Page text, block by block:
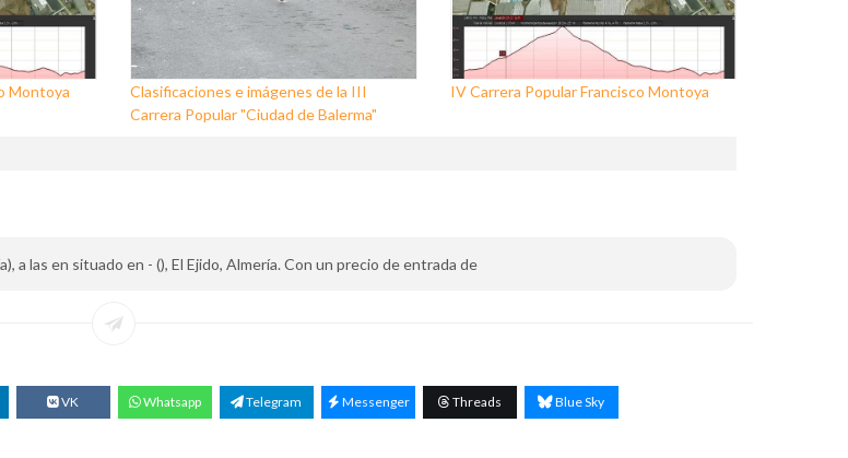
Montoya
Clasificaciones e imágenes de la III
Carrera Popular "Ciudad de Balerma"
IV Carrera Popular Francisco Montoya
a las en situado en - (), El Ejido, Almería. Con un precio de entrada de
VK Whatsapp Telegram Messenger Threads Blue Sky